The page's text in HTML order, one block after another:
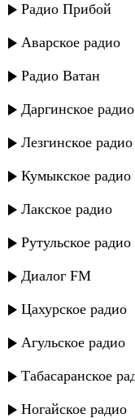
Радио Прибой
Аварское радио
Радио Ватан
Даргинское радио
Лезгинское радио
Кумыкское радио
Лакское радио
Рутульское радио
Диалог FM
Цахурское радио
Агульское радио
Табасаранское
Ногайское радио
Султан
Зарема
очень по тебе
Магомед
Заида
Наджибулла -